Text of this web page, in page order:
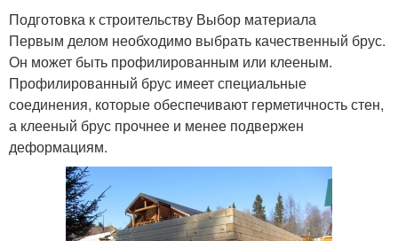
Подготовка к строительству Выбор материала
Первым делом необходимо выбрать качественный брус.
Он может быть профилированным или клееным.
Профилированный брус имеет специальные
соединения, которые обеспечивают герметичность стен,
а клееный брус прочнее и менее подвержен
деформациям.